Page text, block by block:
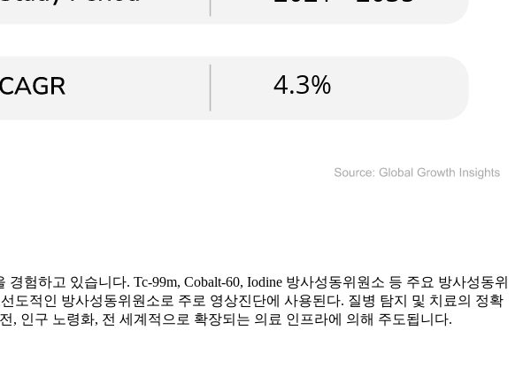
험하고 있습니다. Tc-99m, Cobalt-60, Iodine 방사성동위원소 등 주요 방사성동위
도적인 방사성동위원소로 주로 영상진단에 사용된다. 질병 탐지 및 치료의 정확
인구 노령화, 전 세계적으로 확장되는 의료 인프라에 의해 주도됩니다.